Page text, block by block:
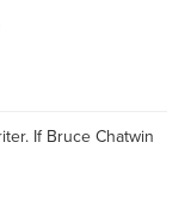
If Bruce Chatwin